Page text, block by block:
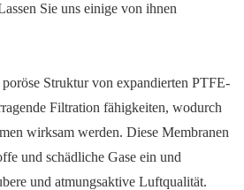
Sie uns einige von ihnen
Struktur von expandierten PTFE-
Filtration fähigkeiten, wodurch
wirksam werden. Diese Membranen
und schädliche Gase ein und
und atmungsaktive Luftqualität.